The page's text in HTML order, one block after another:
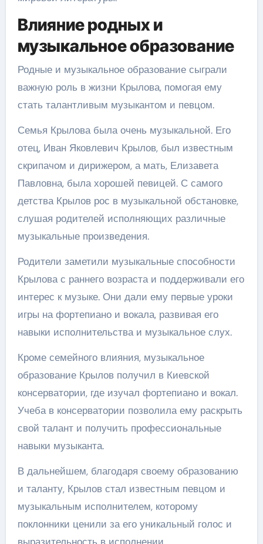
Влияние родных и
музыкальное образование
Родные и музыкальное образование сыграли
важную роль в жизни Крылова, помогая ему
стать талантливым музыкантом и певцом.
Семья Крылова была очень музыкальной. Его
отец, Иван Яковлевич Крылов, был известным
скрипачом и дирижером, а мать, Елизавета
Павловна, была хорошей певицей. С самого
детства Крылов рос в музыкальной обстановке,
слушая родителей исполняющих различные
музыкальные произведения.
Родители заметили музыкальные способности
Крылова с раннего возраста и поддерживали его
интерес к музыке. Они дали ему первые уроки
игры на фортепиано и вокала, развивая его
навыки исполнительства и музыкальное слух.
Кроме семейного влияния, музыкальное
образование Крылов получил в Киевской
консерватории, где изучал фортепиано и вокал.
Учеба в консерватории позволила ему раскрыть
свой талант и получить профессиональные
навыки музыканта.
В дальнейшем, благодаря своему образованию
и таланту, Крылов стал известным певцом и
музыкальным исполнителем, которому
поклонники ценили за его уникальный голос и
выразительность в исполнении.